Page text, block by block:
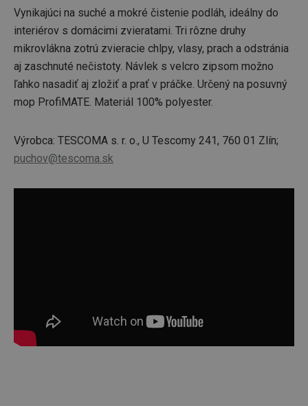
Vynikajúci na suché a mokré čistenie podláh, ideálny do
interiérov s domácimi zvieratami. Tri rôzne druhy
mikrovlákna zotrú zvieracie chlpy, vlasy, prach a odstránia
aj zaschnuté nečistoty. Návlek s velcro zipsom možno
ľahko nasadiť aj zložiť a prať v práčke. Určený na posuvný
mop ProfiMATE. Materiál 100% polyester.
Výrobca: TESCOMA s. r. o., U Tescomy 241, 760 01 Zlín;
puchov@tescoma.sk